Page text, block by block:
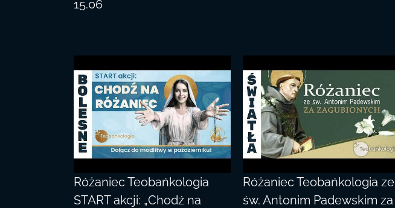
15.06
Różaniec Teobańkologia
START akcji: „Chodź na
Różaniec Teobańkologia ze
św. Antonim Padewskim za